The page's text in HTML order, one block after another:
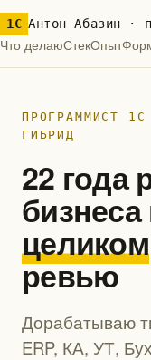
1С Антон Абазин ·
Что делаюСтекОпыт
ПРОГРАММИСТ
ГИБРИД
22 года
целиком
ревью
Дорабатываю
ERP, КА, УТ,